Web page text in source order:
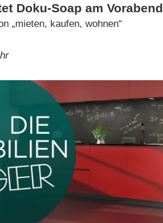
Doku-Soap am Vorabend
„mieten, kaufen, wohnen“